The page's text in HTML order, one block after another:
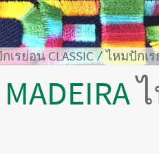
เรย่อน CLASSIC⁄ไหมปักเร
MADEIRA